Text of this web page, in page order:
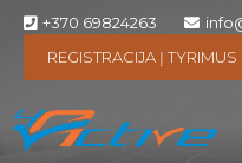
+370 69824263
REGISTRACIJA Į TYRIMUS